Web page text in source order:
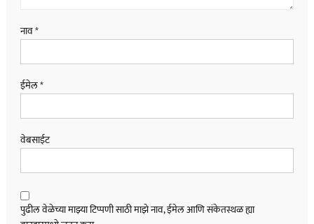
नाव*
ईमेल*
वेबसाईट
पुढील वेळेच्या माझ्या टिप्पणी साठी माझे नाव, ईमेल आणि संकेतस्थळ ह्या